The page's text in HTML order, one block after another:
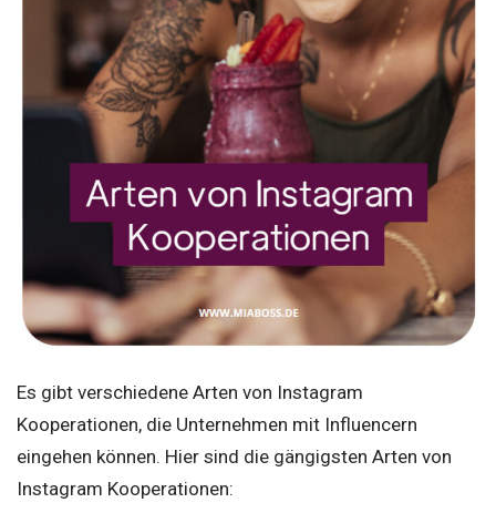
Es gibt verschiedene Arten von Instagram
Kooperationen, die Unternehmen mit Influencern
eingehen können. Hier sind die gängigsten Arten von
Instagram Kooperationen: